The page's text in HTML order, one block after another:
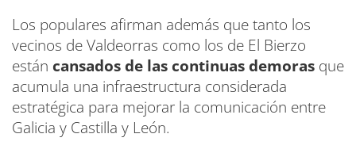
Los populares afirman además que tanto los
vecinos de Valdeorras como los de El Bierzo
están cansados de las continuas demoras que
acumula una infraestructura considerada
estratégica para mejorar la comunicación entre
Galicia y Castilla y León.